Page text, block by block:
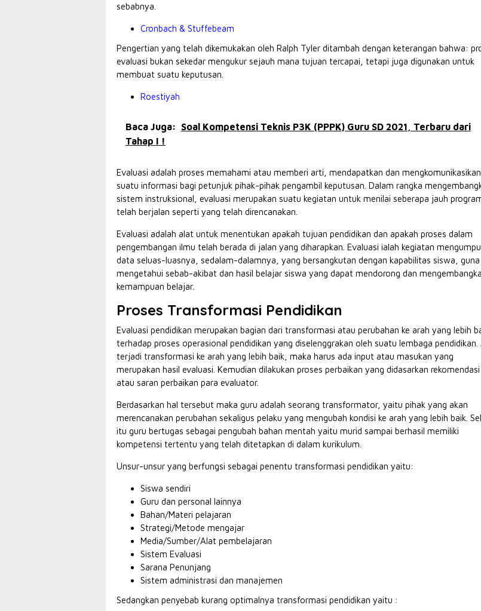
sebabnya.
Cronbach & Stuffebeam
Pengertian yang telah dikemukakan oleh Ralph Tyler ditambah dengan keterangan bahwa:
evaluasi bukan sekedar mengukur sejauh mana tujuan tercapai, tetapi juga digunakan untuk
membuat suatu keputusan.
Roestiyah
Baca Juga:
Soal Kompetensi Teknis P3K (PPPK) Guru SD 2021, Terbaru dari
Tahap I !
Evaluasi adalah proses memahami atau memberi arti, mendapatkan dan mengkomunikasikan
suatu informasi bagi petunjuk pihak-pihak pengambil keputusan. Dalam rangka
sistem instruksional, evaluasi merupakan suatu kegiatan untuk menilai seberapa jauh
telah berjalan seperti yang telah direncanakan.
Evaluasi adalah alat untuk menentukan apakah tujuan pendidikan dan apakah proses dalam
pengembangan ilmu telah berada di jalan yang diharapkan. Evaluasi ialah kegiatan
data seluas-luasnya, sedalam-dalamnya, yang bersangkutan dengan kapabilitas siswa, guna
mengetahui sebab-akibat dan hasil belajar siswa yang dapat mendorong dan
kemampuan belajar.
Proses Transformasi Pendidikan
Evaluasi pendidikan merupakan bagian dari transformasi atau perubahan ke arah yang lebih
terhadap proses operasional pendidikan yang diselenggrakan oleh suatu lembaga pendidikan.
terjadi transformasi ke arah yang lebih baik, maka harus ada input atau masukan yang
merupakan hasil evaluasi. Kemudian dilakukan proses perbaikan yang didasarkan rekomendasi
atau saran perbaikan para evaluator.
Berdasarkan hal tersebut maka guru adalah seorang transformator, yaitu pihak yang akan
merencanakan perubahan sekaligus pelaku yang mengubah kondisi ke arah yang lebih baik.
itu guru bertugas sebagai pengubah bahan mentah yaitu murid sampai berhasil memiliki
kompetensi tertentu yang telah ditetapkan di dalam kurikulum.
Unsur-unsur yang berfungsi sebagai penentu transformasi pendidikan yaitu:
Siswa sendiri
Guru dan personal lainnya
Bahan/Materi pelajaran
Strategi/Metode mengajar
Media/Sumber/Alat pembelajaran
Sistem Evaluasi
Sarana Penunjang
Sistem administrasi dan manajemen
Sedangkan penyebab kurang optimalnya transformasi pendidikan yaitu :